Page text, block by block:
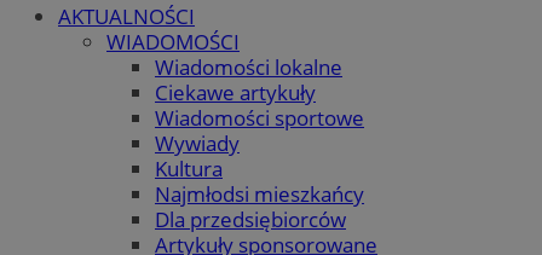
AKTUALNOŚCI
WIADOMOŚCI
Wiadomości lokalne
Ciekawe artykuły
Wiadomości sportowe
Wywiady
Kultura
Najmłodsi mieszkańcy
Dla przedsiębiorców
Artykuły sponsorowane